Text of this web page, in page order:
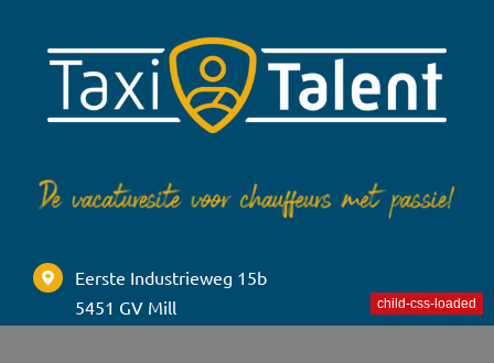
Eerste Industrieweg 15b
5451 GV Mill